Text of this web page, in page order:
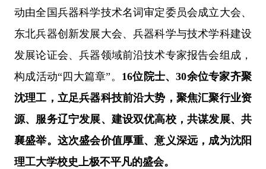
动由全国兵器科学技术名词审定委员会成立大会、
东北兵器创新发展大会、兵器科学与技术学科建设
发展论证会、兵器领域前沿技术专家报告会组成，
构成活动“四大篇章”。 16位院士、30余位专家齐聚
沈理工，立足兵器科技前沿大势，聚焦汇聚行业资
源、服务辽宁发展、建设双优高校，共谋发展、共
襄盛举。这次盛会价值厚重、意义深远，成为沈阳
理工大学校史上极不平凡的盛会。